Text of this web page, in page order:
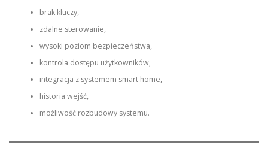
brak kluczy,
zdalne sterowanie,
wysoki poziom bezpieczeństwa,
kontrola dostępu użytkowników,
integracja z systemem smart home,
historia wejść,
możliwość rozbudowy systemu.